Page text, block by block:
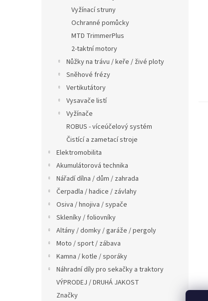
Vyžínací struny
Ochranné pomůcky
MTD TrimmerPlus
2-taktní motory
Nůžky na trávu / keře / živé ploty
Sněhové frézy
Vertikutátory
Vysavače listí
Vyžínače
ROBUS - víceúčelový systém
Čistící a zametací stroje
Elektromobilita
Akumulátorová technika
Nářadí dílna / dům / zahrada
Čerpadla / hadice / závlahy
Osiva / hnojiva / sypače
Skleníky / foliovníky
Altány / domky / garáže / pergoly
Moto / sport / zábava
Kamna / kotle / sporáky
Náhradní díly pro sekačky a traktory
VÝPRODEJ / DRUHÁ JAKOST
Značky